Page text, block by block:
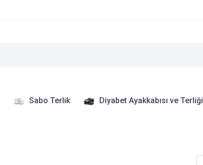
Sabo Terlik Diyabet Ayakkabısı ve Terliği